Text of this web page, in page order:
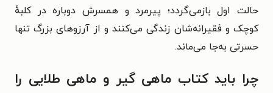
حالت اول بازمی‌گردد؛ پیرمرد و همسرش دوباره در کلبهٔ
کوچک و فقیرانه‌شان زندگی می‌کنند و از آرزوهای بزرگ تنها
حسرتی به‌جا می‌ماند.
چرا باید کتاب ماهی گیر و ماهی طلایی را